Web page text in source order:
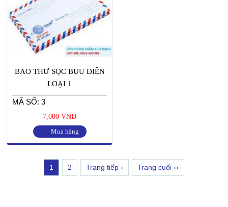
BAO THƯ SỌC BUU ĐIỆN
LOẠI 1
MÃ SỐ: 3
7,000 VND
Mua hàng
1 2 Trang tiếp › Trang cuối ››